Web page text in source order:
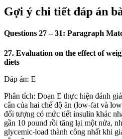
Gợi ý chi tiết đáp án
Questions 27 – 31: Paragraph
27. Evaluation on the effect of
diets
Đáp án: E
Phân tích: Đoạn E thực hiện đánh
cân của hai chế độ ăn (low-fat và
đối tượng có mức tiết insulin khác
gần 10 pound rồi tăng lại một nửa,
glycemic-load thành công nhất khi